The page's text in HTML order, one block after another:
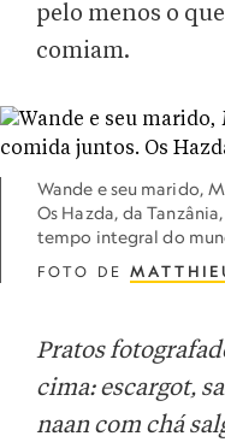
pelo menos o
comiam.
Wande e seu marido,
Os Hazda, da
tempo integral do
FOTO DE
Pratos
cima: escargot,
naan com chá